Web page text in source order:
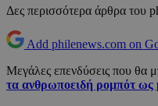
Δες περισσότερα άρθρα του
Add philenews.com on
Μεγάλες επενδύσεις που θα
τα ανθρωποειδή ρομπότ ως